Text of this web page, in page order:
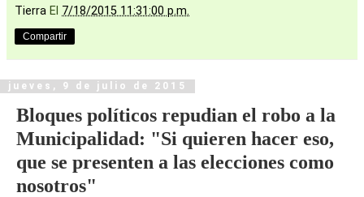
Tierra El 7/18/2015 11:31:00 p.m.
Compartir
jueves, 9 de julio de 2015
Bloques políticos repudian el robo a la
Municipalidad: "Si quieren hacer eso,
que se presenten a las elecciones como
nosotros"